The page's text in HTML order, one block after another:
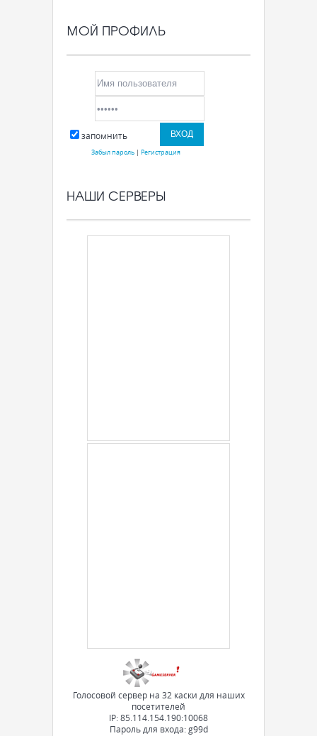
МОЙ ПРОФИЛЬ
запомнить
Забыл пароль| Регистрация
НАШИ СЕРВЕРЫ
Голосовой сервер на 32 каски для наших
посетителей
IP: 85.114.154.190:10068
Пароль для входа: g99d